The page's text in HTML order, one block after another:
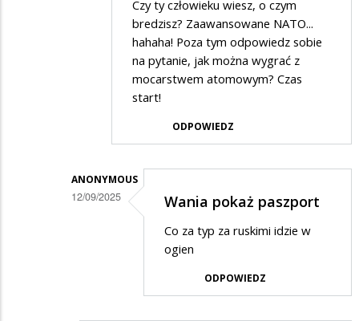
wiedza
Czy ty człowieku wiesz, o czym
bredzisz? Zaawansowane NATO...
hahaha! Poza tym odpowiedz sobie
na pytanie, jak można wygrać z
mocarstwem atomowym? Czas
start!
ODPOWIEDZ
ANONYMOUS
12/09/2025 Wania pokaż paszport
Co za typ za ruskimi idzie w
ogien
ODPOWIEDZ